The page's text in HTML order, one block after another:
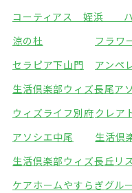
コーティアス 姪浜 ハ
涼の杜
フラワ
セラピア下山門
アンペ
生活倶楽部ウィズ長尾ア
ウィズライフ別府クレア
アソシエ中尾
生活倶
生活倶楽部ウィズ長丘リ
ケアホームやすらぎグル